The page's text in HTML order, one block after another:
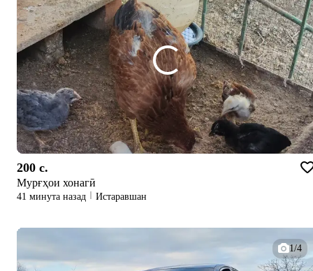
200 c.
Мурғҳои хонагӣ
41 минута назад Истаравшан
1/4